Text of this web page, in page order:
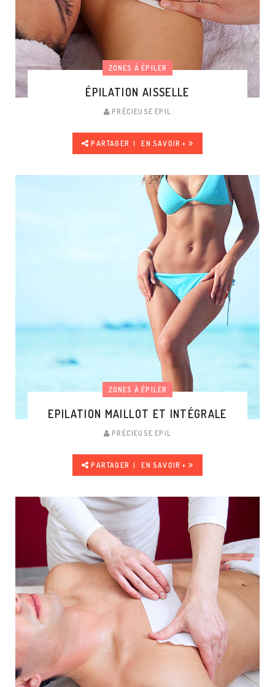
ZONES À ÉPILER
ÉPILATION AISSELLE
PRÉCIEUSE EPIL
PARTAGER EN SAVOIR +
ZONES À ÉPILER
EPILATION MAILLOT ET INTÉGRALE
PRÉCIEUSE EPIL
PARTAGER EN SAVOIR +